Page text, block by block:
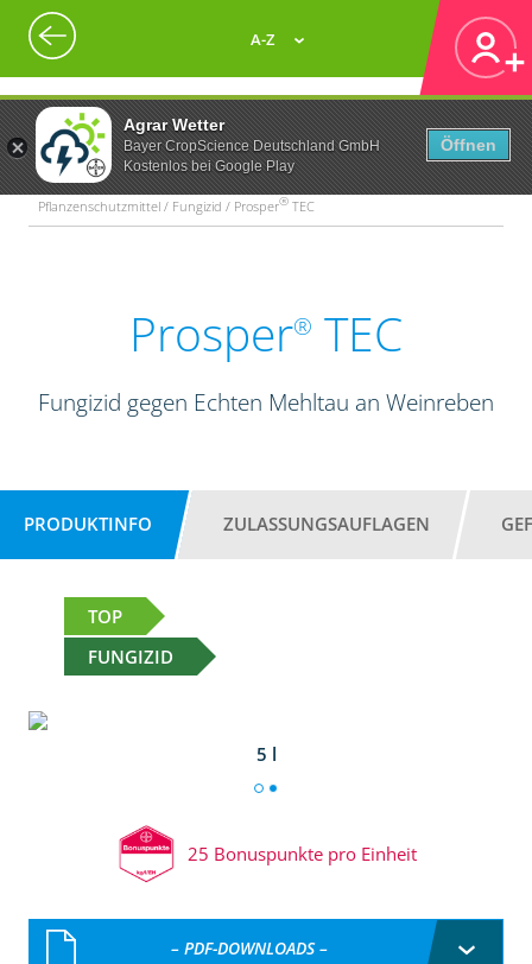
Agrar Wetter
Bayer CropScience Deutschland GmbH
Kostenlos bei Google Play
Öffnen
A-Z
Pflanzenschutzmittel / Fungizid / Prosper® TEC
Prosper® TEC
Fungizid gegen Echten Mehltau an Weinreben
PRODUKTINFO ZULASSUNGSAUFLAGEN
TOP
FUNGIZID
5 l
25 Bonuspunkte pro Einheit
– PDF-DOWNLOADS –